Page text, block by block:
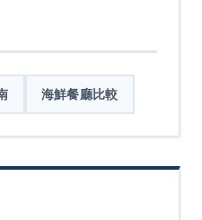
海鮮餐廳比較